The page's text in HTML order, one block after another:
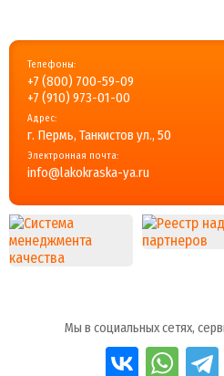
Телефоны:
+7 (800) 700-59-09
+7 (910) 973-01-00
Адрес:
г. Пермь, Танкистов ул., 50
Электронная почта:
info@lakokraska-ya.ru
Мы в социальных сетях,